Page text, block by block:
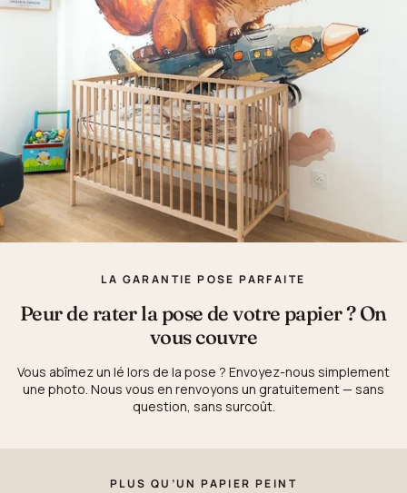
LA GARANTIE POSE PARFAITE
Peur de rater la pose de votre papier ? On
vous couvre
Vous abîmez un lé lors de la pose ? Envoyez-nous simplement
une photo. Nous vous en renvoyons un gratuitement — sans
question, sans surcoût.
PLUS QU’UN PAPIER PEINT